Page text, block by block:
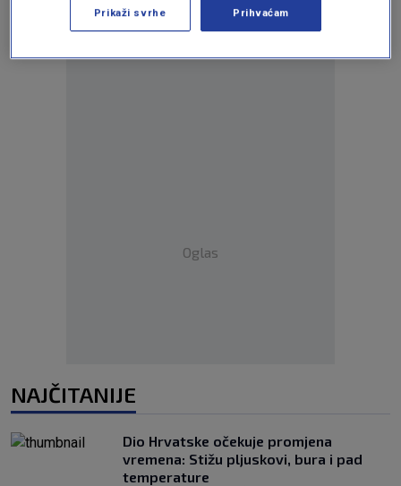
Oglas
Oglas
NAJČITANIJE
Dio Hrvatske očekuje promjena
vremena: Stižu pljuskovi, bura i pad
temperature
Prikaži svrhe Prihvaćam